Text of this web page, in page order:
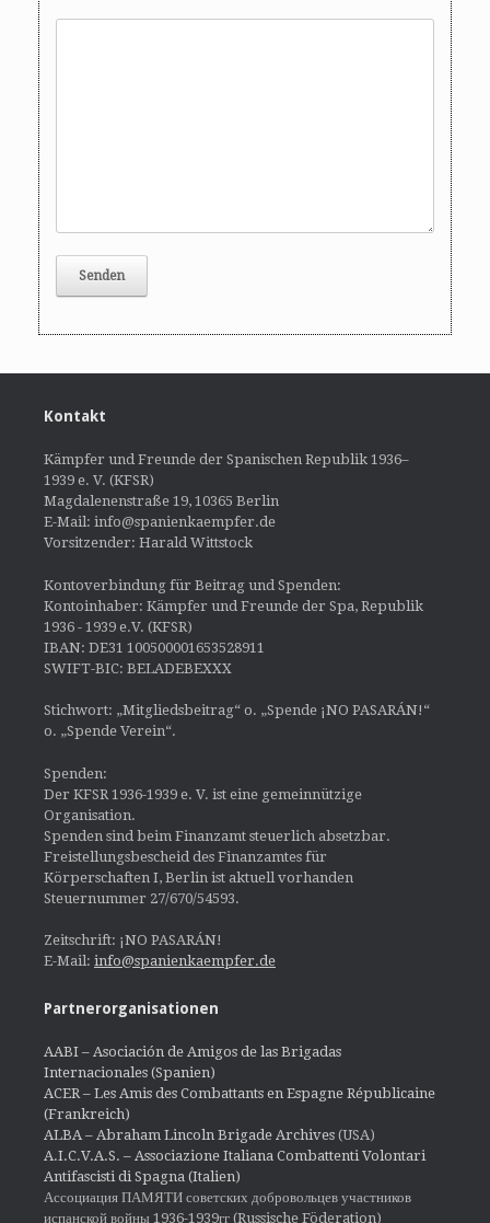
Kontakt
Kämpfer und Freunde der Spanischen Republik 1936–
1939 e. V. (KFSR)
Magdalenenstraße 19, 10365 Berlin
E-Mail: info@spanienkaempfer.de
Vorsitzender: Harald Wittstock
Kontoverbindung für Beitrag und Spenden:
Kontoinhaber: Kämpfer und Freunde der Spa, Republik
1936 - 1939 e.V. (KFSR)
IBAN: DE31 100500001653528911
SWIFT-BIC: BELADEBEXXX
Stichwort: „Mitgliedsbeitrag“ o. „Spende ¡NO PASARÁN!“
o. „Spende Verein“.
Spenden:
Der KFSR 1936-1939 e. V. ist eine gemeinnützige
Organisation.
Spenden sind beim Finanzamt steuerlich absetzbar.
Freistellungsbescheid des Finanzamtes für
Körperschaften I, Berlin ist aktuell vorhanden
Steuernummer 27/670/54593.
Zeitschrift: ¡NO PASARÁN!
E-Mail: info@spanienkaempfer.de
Partnerorganisationen
AABI – Asociación de Amigos de las Brigadas
Internacionales (Spanien)
ACER – Les Amis des Combattants en Espagne Républicaine
(Frankreich)
ALBA – Abraham Lincoln Brigade Archives (USA)
A.I.C.V.A.S. – Associazione Italiana Combattenti Volontari
Antifascisti di Spagna (Italien)
Ассоциация ПАМЯТИ советских добровольцев участников
испанской войны 1936-1939гг (Russische Föderation)